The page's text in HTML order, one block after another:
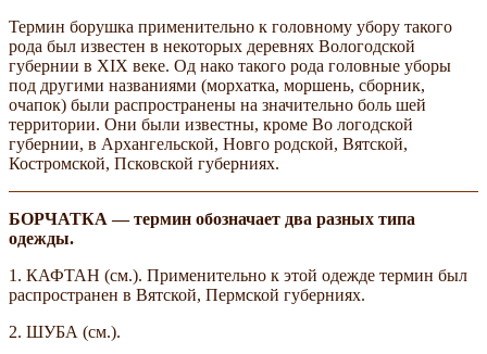
Термин борушка применительно к головному убору такого
рода был известен в некоторых деревнях Вологодской
губернии в XIX веке. Од­ нако такого рода головные уборы
под другими названиями (морхатка, моршень, сборник,
очапок) были распространены на значительно боль­ шей
территории. Они были известны, кроме Во­ логодской
губернии, в Архангельской, Новго­ родской, Вятской,
Костромской, Псковской губерниях.
БОРЧАТКА — термин обозначает два разных типа
одежды.
1. КАФТАН (см.). Применительно к этой одежде термин был
распространен в Вятской, Пермской губерниях.
2. ШУБА (см.).